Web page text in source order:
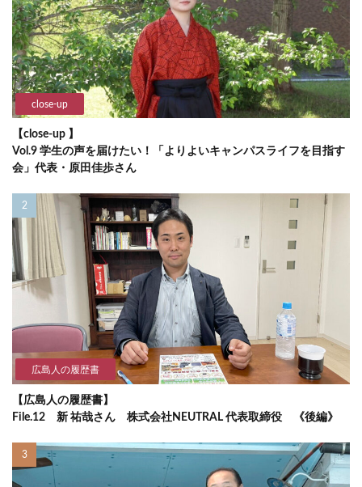
close-up
【close-up 】
Vol.9 学生の声を届けたい！「よりよいキャンパスライフを目指す
会」代表・原田佳歩さん
広島人の履歴書
【広島人の履歴書】
File.12 新 祐哉さん 株式会社NEUTRAL 代表取締役 《後編》